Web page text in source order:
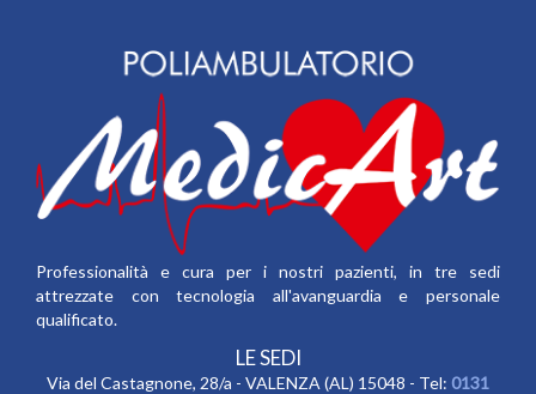
Professionalità e cura per i nostri pazienti, in tre sedi
attrezzate con tecnologia all'avanguardia e personale
qualificato.
LE SEDI
Via del Castagnone, 28/a - VALENZA (AL) 15048 - Tel: 0131